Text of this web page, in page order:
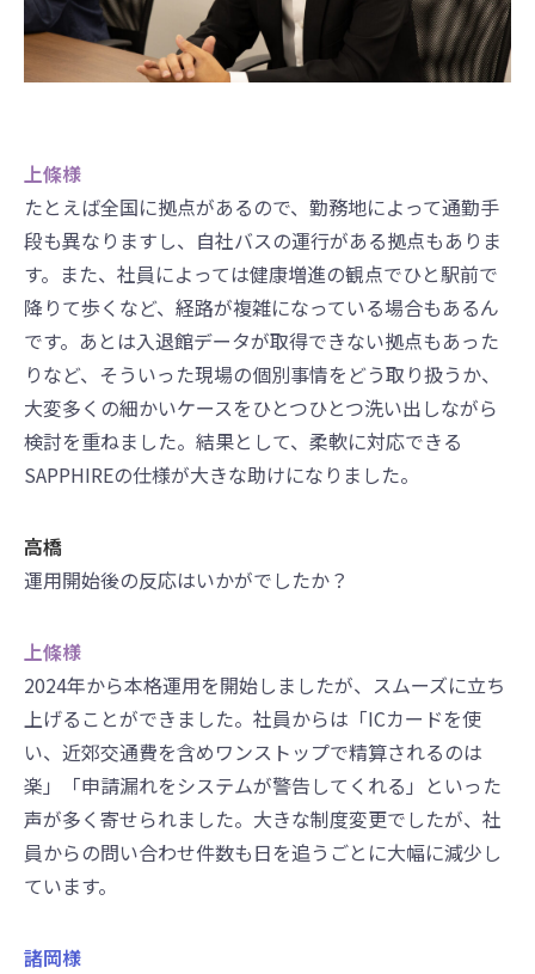
上條様
たとえば全国に拠点があるので、勤務地によって通勤手
段も異なりますし、自社バスの運行がある拠点もありま
す。また、社員によっては健康増進の観点でひと駅前で
降りて歩くなど、経路が複雑になっている場合もあるん
です。あとは入退館データが取得できない拠点もあった
りなど、そういった現場の個別事情をどう取り扱うか、
大変多くの細かいケースをひとつひとつ洗い出しながら
検討を重ねました。結果として、柔軟に対応できる
SAPPHIREの仕様が大きな助けになりました。
高橋
運用開始後の反応はいかがでしたか？
上條様
2024年から本格運用を開始しましたが、スムーズに立ち
上げることができました。社員からは「ICカードを使
い、近郊交通費を含めワンストップで精算されるのは
楽」「申請漏れをシステムが警告してくれる」といった
声が多く寄せられました。大きな制度変更でしたが、社
員からの問い合わせ件数も日を追うごとに大幅に減少し
ています。
諸岡様